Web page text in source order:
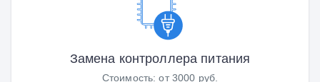
Замена контроллера питания
Стоимость:от 3000 руб.